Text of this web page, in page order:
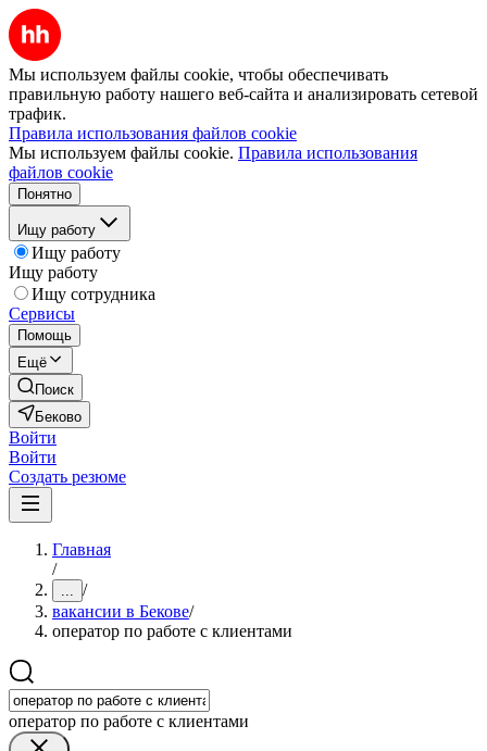
Мы используем файлы cookie, чтобы обеспечивать
правильную работу нашего веб-сайта и анализировать сетевой
трафик.
Правила использования файлов cookie
Мы используем файлы cookie. Правила использования
файлов cookie
Понятно
Ищу работу
Ищу работу
Ищу работу
Ищу сотрудника
Сервисы
Помощь
Ещё
Поиск
Беково
Войти
Войти
Создать резюме
Главная
/
... /
вакансии в Бекове/
оператор по работе с клиентами
оператор по работе с клиентами